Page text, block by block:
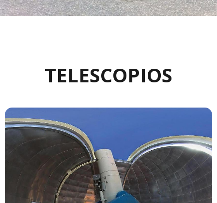
TELESCOPIOS